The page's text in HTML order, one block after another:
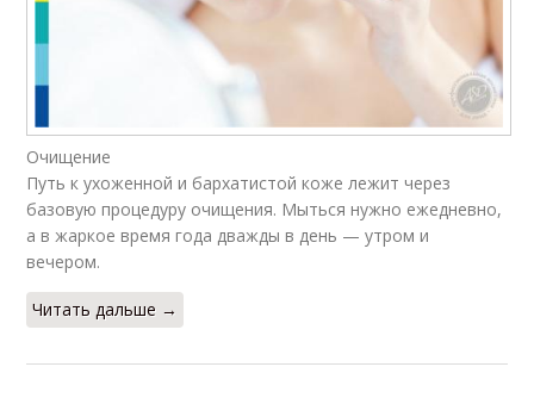
Очищение
Путь к ухоженной и бархатистой коже лежит через
базовую процедуру очищения. Мыться нужно ежедневно,
а в жаркое время года дважды в день — утром и
вечером.
Читать дальше →